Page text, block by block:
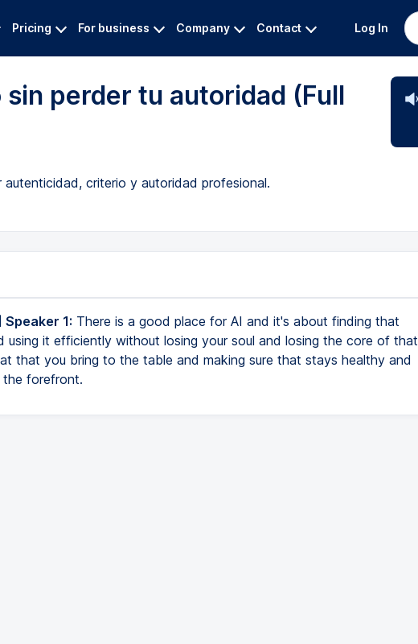
Pricing For business Company Contact Log In
perder tu autoridad (Full
criterio y autoridad profesional.
1: There is a good place for AI and it's about finding that
using it efficiently without losing your soul and losing the core of that
that you bring to the table and making sure that stays healthy and
the forefront.